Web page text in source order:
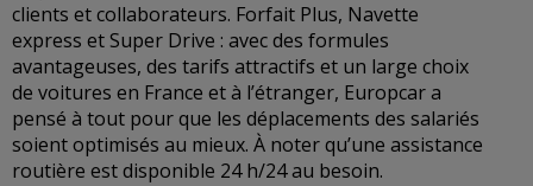
clients et collaborateurs. Forfait Plus, Navette
express et Super Drive : avec des formules
avantageuses, des tarifs attractifs et un large choix
de voitures en France et à l’étranger, Europcar a
pensé à tout pour que les déplacements des salariés
soient optimisés au mieux. À noter qu’une assistance
routière est disponible 24 h/24 au besoin.